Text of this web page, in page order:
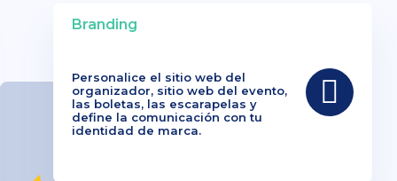
Branding
Personalice el sitio web del
organizador, sitio web del evento,
las boletas, las escarapelas y
define la comunicación con tu
identidad de marca.